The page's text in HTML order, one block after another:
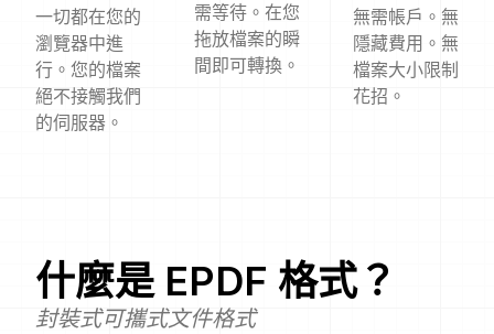
一切都在您的
瀏覽器中進
行。您的檔案
絕不接觸我們
的伺服器。
需等待。在您
拖放檔案的瞬
間即可轉換。
無需帳戶。無
隱藏費用。無
檔案大小限制
花招。
什麼是 EPDF 格式？
封裝式可攜式文件格式